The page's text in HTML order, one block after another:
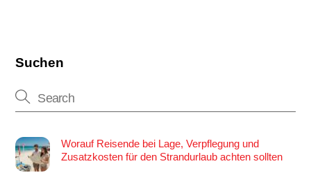
Suchen
Worauf Reisende bei Lage, Verpflegung und
Zusatzkosten für den Strandurlaub achten sollten